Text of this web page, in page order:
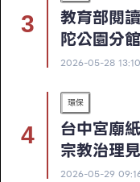
教育部閱
陀公園分
2026-05-28 13:10
環保
台中宮廟
宗教治理
2026-05-29